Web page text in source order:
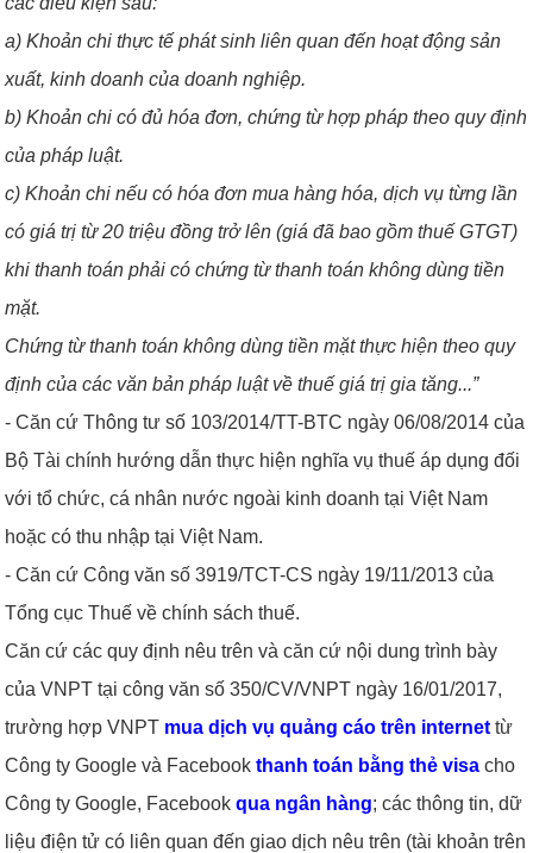
a) Khoản chi thực tế phát sinh liên quan đến hoạt động sản
xuất, kinh doanh của doanh nghiệp.
b) Khoản chi có đủ hóa đơn, chứng từ hợp pháp theo quy định
của pháp luật.
c) Khoản chi nếu có hóa đơn mua hàng hóa, dịch vụ từng lần
có giá trị từ 20 triệu đồng trở lên (giá đã bao gồm thuế GTGT)
khi thanh toán phải có chứng từ thanh toán không dùng tiền
mặt.
Chứng từ thanh toán không dùng tiền mặt thực hiện theo quy
định của các văn bản pháp luật về thuế giá trị gia tăng...”
- Căn cứ Thông tư số 103/2014/TT-BTC ngày 06/08/2014 của
Bộ Tài chính hướng dẫn thực hiện nghĩa vụ thuế áp dụng đối
với tổ chức, cá nhân nước ngoài kinh doanh tại Việt Nam
hoặc có thu nhập tại Việt Nam.
- Căn cứ Công văn số 3919/TCT-CS ngày 19/11/2013 của
Tổng cục Thuế về chính sách thuế.
Căn cứ các quy định nêu trên và căn cứ nội dung trình bày
của VNPT tại công văn số 350/CV/VNPT ngày 16/01/2017,
trường hợp VNPT mua dịch vụ quảng cáo trên internet từ
Công ty Google và Facebookthanh toán bằng thẻ visa cho
Công ty Google, Facebook qua ngân hàng; các thông tin, dữ
liệu điện tử có liên quan đến giao dịch nêu trên (tài khoản trên